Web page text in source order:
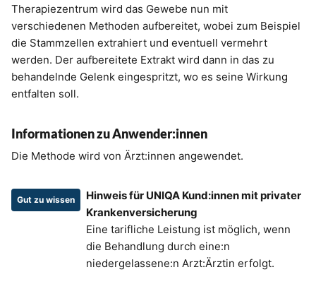
Therapiezentrum wird das Gewebe nun mit
verschiedenen Methoden aufbereitet, wobei zum Beispiel
die Stammzellen extrahiert und eventuell vermehrt
werden. Der aufbereitete Extrakt wird dann in das zu
behandelnde Gelenk eingespritzt, wo es seine Wirkung
entfalten soll.
Informationen zu Anwender:innen
Die Methode wird von Ärzt:innen angewendet.
Gut zu wissen
Hinweis für UNIQA Kund:innen mit privater
Krankenversicherung
Eine tarifliche Leistung ist möglich, wenn
die Behandlung durch eine:n
niedergelassene:n Arzt:Ärztin erfolgt.